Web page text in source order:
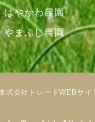
はやかわ農園
やまふじ農園
式会社トレードWEBサイ